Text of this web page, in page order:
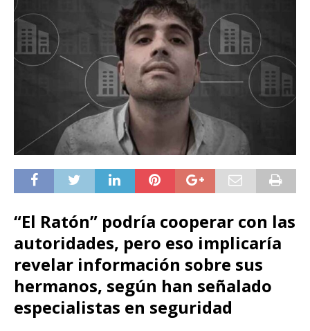
“El Ratón” podría cooperar con las
autoridades, pero eso implicaría
revelar información sobre sus
hermanos, según han señalado
especialistas en seguridad